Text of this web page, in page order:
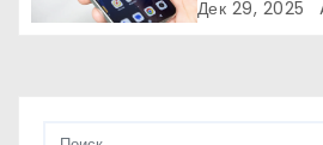
— и чем
Дек 29, 2025